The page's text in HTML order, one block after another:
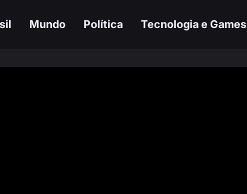
Mundo Política Tecnologia e Games